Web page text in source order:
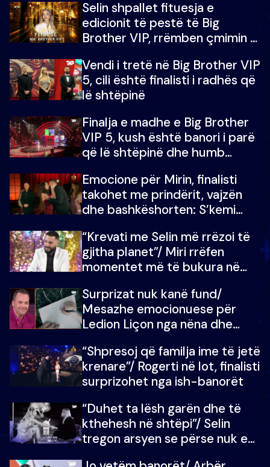
Selin shpallet fituesja e
edicionit të pestë të Big
Brother VIP, rrëmben çmimin e
Vendi i tretë në Big Brother VIP
5, cili është finalisti i radhës që
lë shtëpinë
Finalja e madhe e Big Brother
VIP 5, kush është banori i parë
që lë shtëpinë dhe humb
çmimin e madh
Emocione për Mirin, finalisti
takohet me prindërit, vajzën
dhe bashkëshorten: S’kemi
“Krevati me Selin më rrëzoi të
gjitha planet”/ Miri rrëfen
momentet më të bukura në
mungojë zilja e mëngjesit kur…
Surprizat nuk kanë fund/
Mesazhe emocionuese për
Ledion Liçon nga nëna dhe
mban dot lotët: Nuk meritoj…
“Shpresoj që familja ime të jetë
krenare”/ Rogerti në lot, finalisti
surprizohet nga ish-banorët
“Duhet ta lësh garën dhe të
kthehesh në shtëpi”/ Selin
tregon arsyen se përse nuk e